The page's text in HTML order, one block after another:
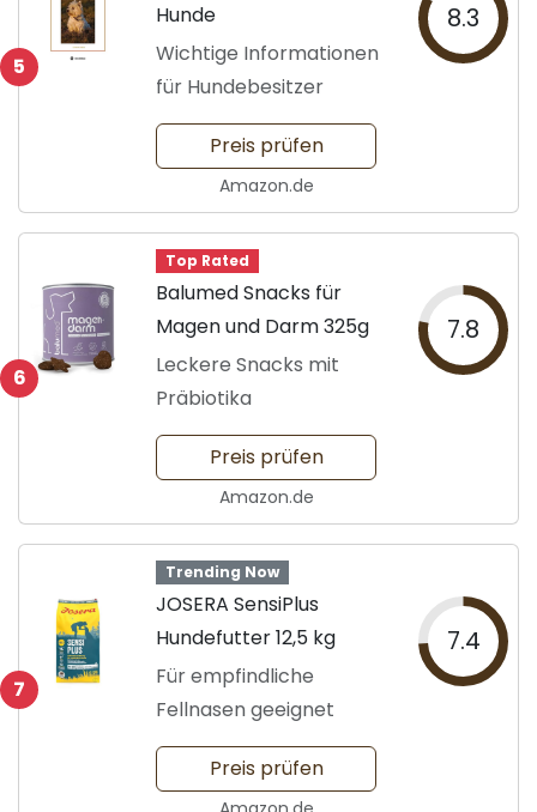
5
Hunde
Wichtige Informationen
für Hundebesitzer
8.3
Preis prüfen
Amazon.de
6
Top Rated
Balumed Snacks für
Magen und Darm 325g
Leckere Snacks mit
Präbiotika
7.8
Preis prüfen
Amazon.de
7
Trending Now
JOSERA SensiPlus
Hundefutter 12,5 kg
Für empfindliche
Fellnasen geeignet
7.4
Preis prüfen